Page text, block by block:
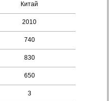
Китай
2010
740
830
650
3